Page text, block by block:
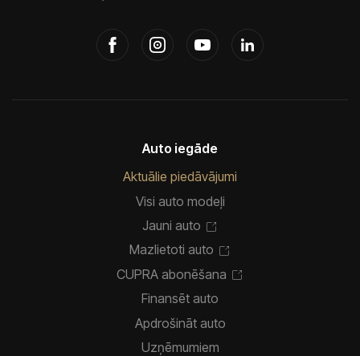
Auto iegāde
Aktuālie piedāvājumi
Visi auto modeļi
Jauni auto
Mazlietoti auto
CUPRA abonēšana
Finansēt auto
Apdrošināt auto
Uzņēmumiem